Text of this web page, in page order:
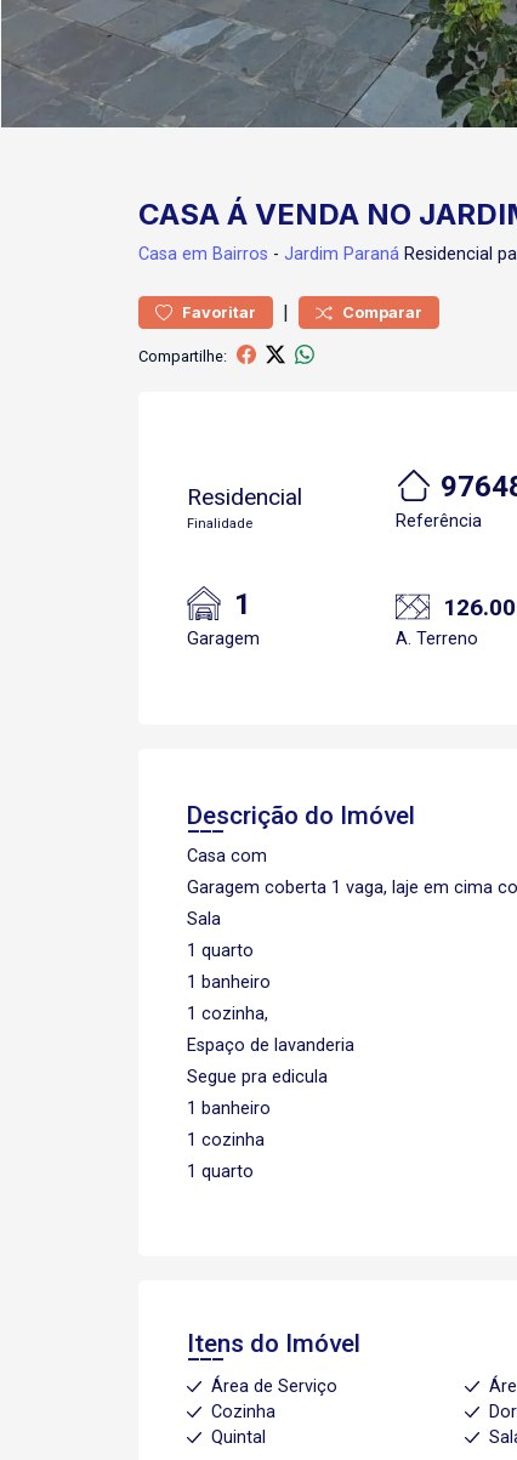
CASA Á VENDA NO
Casa em Bairros - Jardim Paraná Residencial
Favoritar | Comparar
Compartilhe:
Residencial
Finalidade Referência
1
Garagem A. Terreno
Descrição do Imóvel
Casa com
Garagem coberta 1 vaga, laje em cima
Sala
1 quarto
1 banheiro
1 cozinha,
Espaço de lavanderia
Segue pra edicula
1 banheiro
1 cozinha
1 quarto
Itens do Imóvel
Área de Serviço
Cozinha
Quintal